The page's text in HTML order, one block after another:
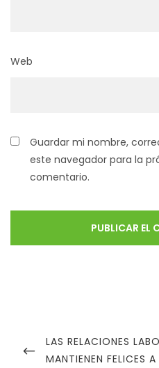
Web
Guardar mi nombre,
este navegador para la
comentario.
LAS RELACIONES
MANTIENEN FELICES